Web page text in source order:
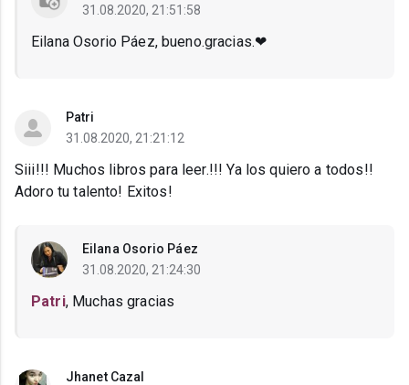
31.08.2020, 21:51:58
Eilana Osorio Páez, bueno.gracias.❤
Patri
31.08.2020, 21:21:12
Siii!!! Muchos libros para leer.!!! Ya los quiero a todos!!
Adoro tu talento! Exitos!
Eilana Osorio Páez
31.08.2020, 21:24:30
Patri, Muchas gracias
Jhanet Cazal